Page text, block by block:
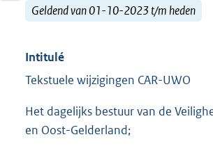
Geldend van 01-10-2023 t/m heden
Intitulé
Tekstuele wijzigingen CAR-UWO
Het dagelijks bestuur van de
en Oost-Gelderland;